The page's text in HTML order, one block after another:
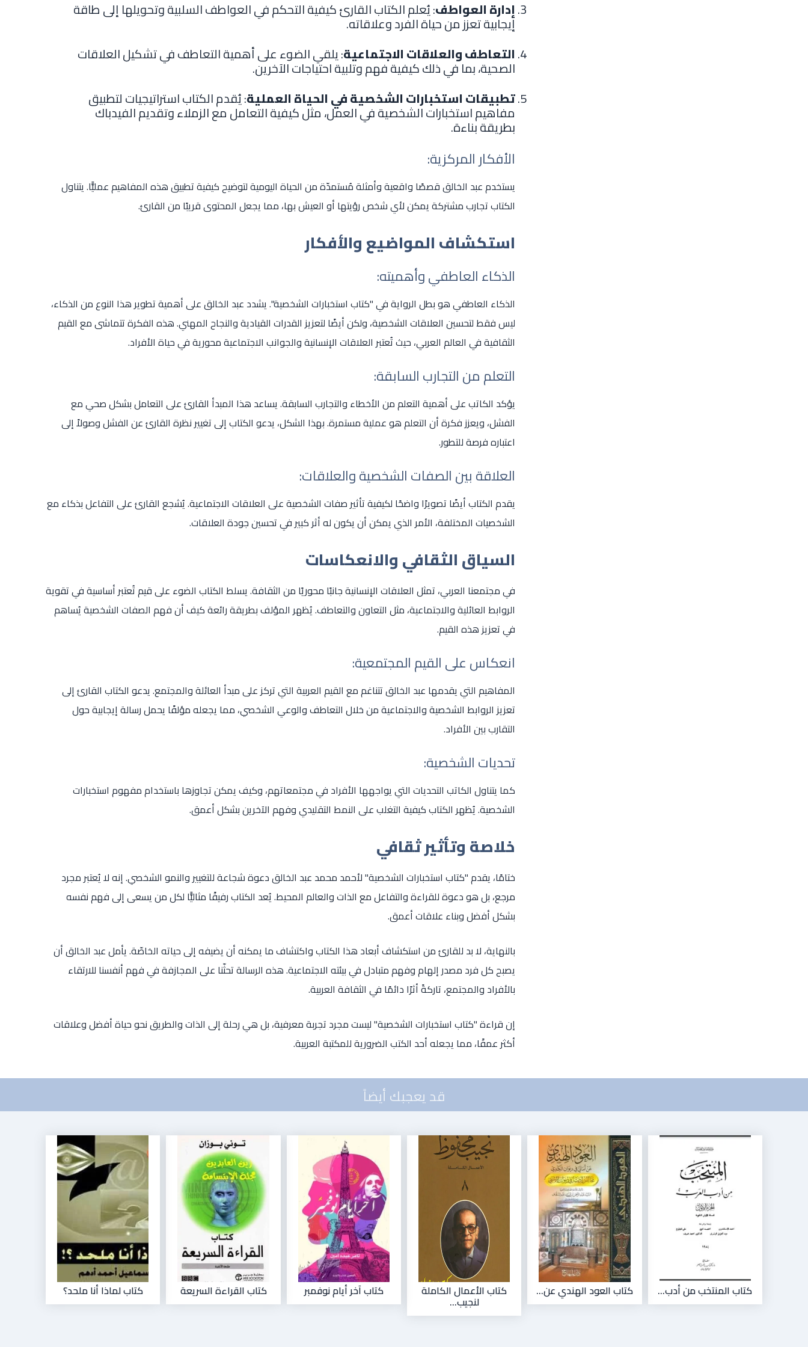
إدارة العواطف: يُعلم الكتاب القارئ كيفية التحكم في العواطف السلبية وتحويلها إلى طاقة
إيجابية تعزز من حياة الفرد وعلاقاته.
التعاطف والعلاقات الاجتماعية: يلقي الضوء على أهمية التعاطف في تشكيل العلاقات
الصحية، بما في ذلك كيفية فهم وتلبية احتياجات الآخرين.
تطبيقات استخبارات الشخصية في الحياة العملية: يُقدم الكتاب استراتيجيات لتطبيق
مفاهيم استخبارات الشخصية في العمل، مثل كيفية التعامل مع الزملاء وتقديم الفيدباك
بطريقة بناءة.
الأفكار المركزية:
يستخدم عبد الخالق قصصًا واقعية وأمثلة مُستمدّة من الحياة اليومية لتوضيح كيفية تطبيق هذه المفاهيم عمليًّا. يتناول
الكتاب تجارب مشتركة يمكن لأي شخص رؤيتها أو العيش بها، مما يجعل المحتوى قريبًا من القارئ.
استكشاف المواضيع والأفكار
الذكاء العاطفي وأهميته:
الذكاء العاطفي هو بطل الرواية في "كتاب استخبارات الشخصية". يشدد عبد الخالق على أهمية تطوير هذا النوع من الذكاء،
ليس فقط لتحسين العلاقات الشخصية، ولكن أيضًا لتعزيز القدرات القيادية والنجاح المهني. هذه الفكرة تتماشى مع القيم
الثقافية في العالم العربي، حيث تُعتبر العلاقات الإنسانية والجوانب الاجتماعية محورية في حياة الأفراد.
التعلم من التجارب السابقة:
يؤكد الكاتب على أهمية التعلم من الأخطاء والتجارب السابقة. يساعد هذا المبدأ القارئ على التعامل بشكل صحي مع
الفشل، ويعزز فكرة أن التعلم هو عملية مستمرة. بهذا الشكل، يدعو الكتاب إلى تغيير نظرة القارئ عن الفشل وصولاً إلى
اعتباره فرصة للتطور.
العلاقة بين الصفات الشخصية والعلاقات:
يقدم الكتاب أيضًا تصويرًا واضحًا لكيفية تأثير صفات الشخصية على العلاقات الاجتماعية. يُشجع القارئ على التفاعل بذكاء مع
الشخصيات المختلفة، الأمر الذي يمكن أن يكون له أثر كبير في تحسين جودة العلاقات.
السياق الثقافي والانعكاسات
في مجتمعنا العربي، تمثل العلاقات الإنسانية جانبًا محوريًا من الثقافة. يسلط الكتاب الضوء على قيم تُعتبر أساسية في تقوية
الروابط العائلية والاجتماعية، مثل التعاون والتعاطف. يُظهر المؤلف بطريقة رائعة كيف أن فهم الصفات الشخصية يُساهم
في تعزيز هذه القيم.
انعكاس على القيم المجتمعية:
المفاهيم التي يقدمها عبد الخالق تتناغم مع القيم العربية التي تركز على مبدأ العائلة والمجتمع. يدعو الكتاب القارئ إلى
تعزيز الروابط الشخصية والاجتماعية من خلال التعاطف والوعي الشخصي، مما يجعله مؤلفًا يحمل رسالة إيجابية حول
التقارب بين الأفراد.
تحديات الشخصية:
كما يتناول الكاتب التحديات التي يواجهها الأفراد في مجتمعاتهم، وكيف يمكن تجاوزها باستخدام مفهوم استخبارات
الشخصية. يُظهر الكتاب كيفية التغلب على النمط التقليدي وفهم الآخرين بشكل أعمق.
خلاصة وتأثير ثقافي
ختامًا، يقدم "كتاب استخبارات الشخصية" لأحمد محمد عبد الخالق دعوة شجاعة للتغيير والنمو الشخصي. إنه لا يُعتبر مجرد
مرجع، بل هو دعوة للقراءة والتفاعل مع الذات والعالم المحيط. يُعد الكتاب رفيقًا مثاليًّا لكل من يسعى إلى فهم نفسه
بشكل أفضل وبناء علاقات أعمق.
بالنهاية، لا بد للقارئ من استكشاف أبعاد هذا الكتاب واكتشاف ما يمكنه أن يضيفه إلى حياته الخاصّة. يأمل عبد الخالق أن
يصبح كل فرد مصدر إلهام وفهم متبادل في بيئته الاجتماعية. هذه الرسالة تحثّنا على المجازفة في فهم أنفسنا للارتقاء
بالأفراد والمجتمع، تاركةً أثرًا دائمًا في الثقافة العربية.
إن قراءة "كتاب استخبارات الشخصية" ليست مجرد تجربة معرفية، بل هي رحلة إلى الذات والطريق نحو حياة أفضل وعلاقات
أكثر عمقًا، مما يجعله أحد الكتب الضرورية للمكتبة العربية.
قد يعجبك أيضاً
كتاب المنتخب من أدب... كتاب العود الهندي عن... كتاب الأعمال الكاملة
لنجيب...
كتاب آخر أيام نوفمبر كتاب القراءة السريعة كتاب لماذا أنا ملحد؟